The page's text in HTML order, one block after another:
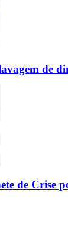
de
de Crise